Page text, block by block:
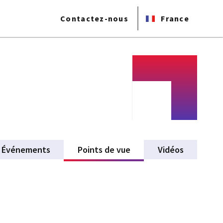
Contactez-nous France
Événements Points de vue (active tab)
Vidéos